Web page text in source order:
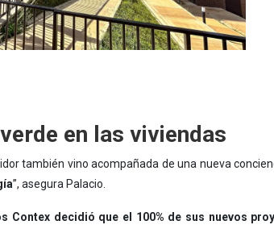
en las viviendas
también vino acompañada de una nueva
”, asegura Palacio.
Contex decidió que el 100% de sus nuevos